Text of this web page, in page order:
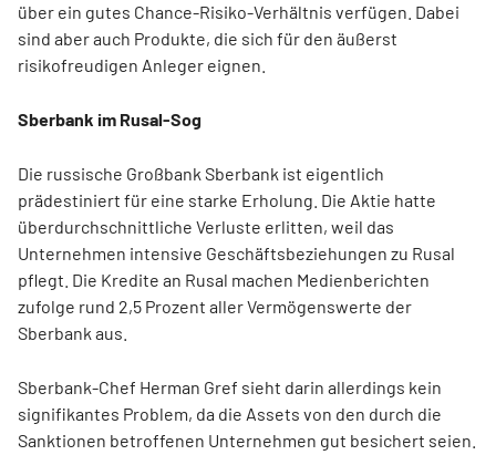
über ein gutes Chance-Risiko-Verhältnis verfügen. Dabei
sind aber auch Produkte, die sich für den äußerst
risikofreudigen Anleger eignen.
Sberbank im Rusal-Sog
Die russische Großbank Sberbank ist eigentlich
prädestiniert für eine starke Erholung. Die Aktie hatte
überdurchschnittliche Verluste erlitten, weil das
Unternehmen intensive Geschäftsbeziehungen zu Rusal
pflegt. Die Kredite an Rusal machen Medienberichten
zufolge rund 2,5 Prozent aller Vermögenswerte der
Sberbank aus.
Sberbank-Chef Herman Gref sieht darin allerdings kein
signifikantes Problem, da die Assets von den durch die
Sanktionen betroffenen Unternehmen gut besichert seien.